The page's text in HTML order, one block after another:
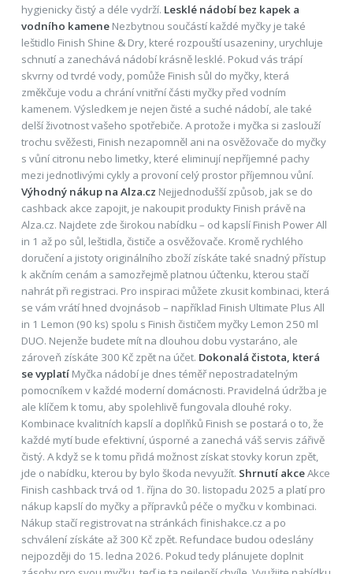
hygienicky čistý a déle vydrží. Lesklé nádobí bez kapek a
vodního kameneNezbytnou součástí každé myčky je také
leštidlo Finish Shine & Dry, které rozpouští usazeniny, urychluje
schnutí a zanechává nádobí krásně lesklé. Pokud vás trápí
skvrny od tvrdé vody, pomůže Finish sůl do myčky, která
změkčuje vodu a chrání vnitřní části myčky před vodním
kamenem. Výsledkem je nejen čisté a suché nádobí, ale také
delší životnost vašeho spotřebiče. A protože i myčka si zaslouží
trochu svěžesti, Finish nezapomněl ani na osvěžovače do myčky
s vůní citronu nebo limetky, které eliminují nepříjemné pachy
mezi jednotlivými cykly a provoní celý prostor příjemnou vůní.
Výhodný nákup na Alza.cz Nejjednodušší způsob, jak se do
cashback akce zapojit, je nakoupit produkty Finish právě na
Alza.cz. Najdete zde širokou nabídku – od kapslí Finish Power All
in 1 až po sůl, leštidla, čističe a osvěžovače. Kromě rychlého
doručení a jistoty originálního zboží získáte také snadný přístup
k akčním cenám a samozřejmě platnou účtenku, kterou stačí
nahrát při registraci. Pro inspiraci můžete zkusit kombinaci, která
se vám vrátí hned dvojnásob – například Finish Ultimate Plus All
in 1 Lemon (90 ks) spolu s Finish čističem myčky Lemon 250 ml
DUO. Nejenže budete mít na dlouhou dobu vystaráno, ale
zároveň získáte 300 Kč zpět na účet. Dokonalá čistota, která
se vyplatíMyčka nádobí je dnes téměř nepostradatelným
pomocníkem v každé moderní domácnosti. Pravidelná údržba je
ale klíčem k tomu, aby spolehlivě fungovala dlouhé roky.
Kombinace kvalitních kapslí a doplňků Finish se postará o to, že
každé mytí bude efektivní, úsporné a zanechá váš servis zářivě
čistý. A když se k tomu přidá možnost získat stovky korun zpět,
jde o nabídku, kterou by bylo škoda nevyužít. Shrnutí akceAkce
Finish cashback trvá od 1. října do 30. listopadu 2025 a platí pro
nákup kapslí do myčky a přípravků péče o myčku v kombinaci.
Nákup stačí registrovat na stránkách finishakce.cz a po
schválení získáte až 300 Kč zpět. Refundace budou odeslány
nejpozději do 15. ledna 2026. Pokud tedy plánujete doplnit